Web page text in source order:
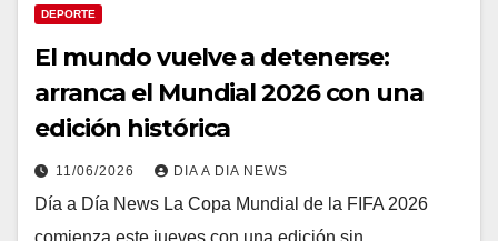
DEPORTE
El mundo vuelve a detenerse:
arranca el Mundial 2026 con una
edición histórica
11/06/2026 DIA A DIA NEWS
Día a Día News La Copa Mundial de la FIFA 2026
comienza este jueves con una edición sin